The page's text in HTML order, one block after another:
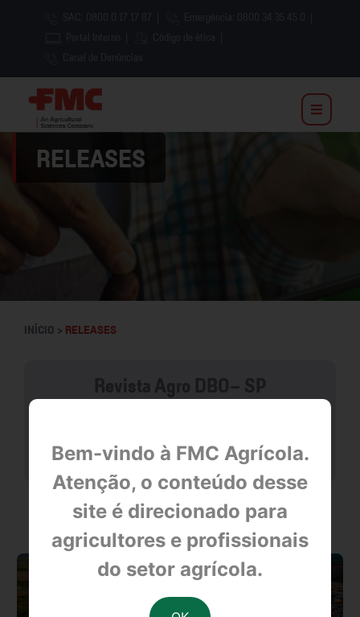
Bem-vindo à FMC Agrícola.
Atenção, o conteúdo desse
site é direcionado para
agricultores e profissionais
do setor agrícola.
RELEASES
INÍCIO > RELEASES
null
OUTRAS NOTÍCIAS